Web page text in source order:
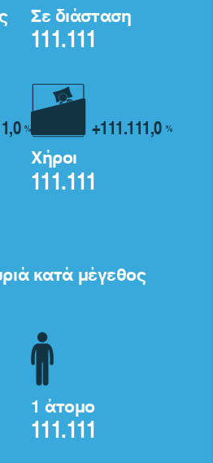
Σε διάσταση
111.111
%
Χήροι
111.111
+111.111,0%
1 άτομο
111.111
κατά μέγεθος